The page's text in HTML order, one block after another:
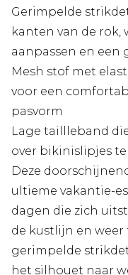
Gerimpelde
kanten van de rok,
aanpassen en een
Mesh stof met
voor een
pasvorm
Lage taillleband
over bikinislipjes
Deze
ultieme vakantie-
dagen die zich
de kustlijn en weer
gerimpelde
het silhouet naar